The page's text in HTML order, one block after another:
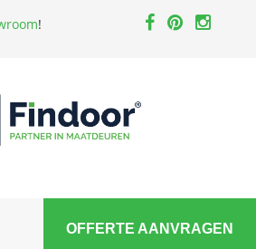
!
OFFERTE AANVRAGEN